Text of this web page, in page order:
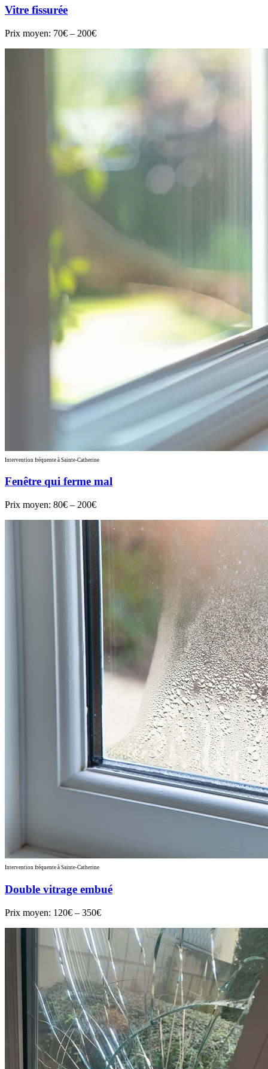
Vitre fissurée
Prix moyen: 70€ – 200€
Intervention fréquente à Sainte-Catherine
Fenêtre qui ferme mal
Prix moyen: 80€ – 200€
Intervention fréquente à Sainte-Catherine
Double vitrage embué
Prix moyen: 120€ – 350€